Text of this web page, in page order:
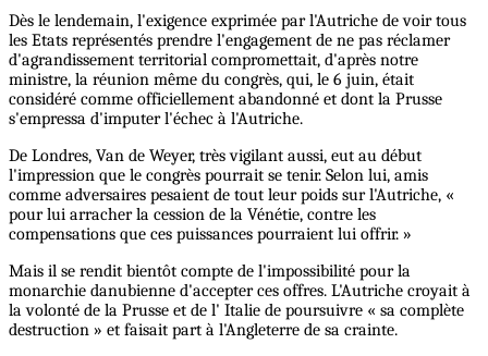
Dès le lendemain, l'exigence exprimée par l'Autriche de voir tous
les Etats représentés prendre l'engagement de ne pas réclamer
d'agrandissement territorial compromettait, d'après notre
ministre, la réunion même du congrès, qui, le 6 juin, était
considéré comme officiellement abandonné et dont la Prusse
s'empressa d'imputer l'échec à l'Autriche.
De Londres, Van de Weyer, très vigilant aussi, eut au début
l'impression que le congrès pourrait se tenir. Selon lui, amis
comme adversaires pesaient de tout leur poids sur l'Autriche, «
pour lui arracher la cession de la Vénétie, contre les
compensations que ces puissances pourraient lui offrir. »
Mais il se rendit bientôt compte de l'impossibilité pour la
monarchie danubienne d'accepter ces offres. L'Autriche croyait à
la volonté de la Prusse et de l' Italie de poursuivre « sa complète
destruction » et faisait part à l'Angleterre de sa crainte.